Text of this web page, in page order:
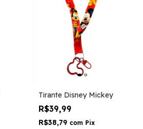
Tirante Disney Mickey
R$39,99
R$38,79 com Pix